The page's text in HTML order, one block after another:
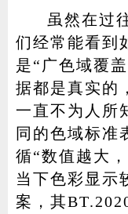
虽然在过
们经常能看到
是“广色域覆
据都是真实的
一直不为人所
同的色域标准
循“数值越大
当下色彩显示
案，其